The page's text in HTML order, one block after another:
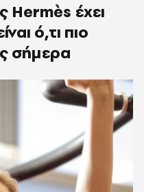
Hermès έχει
ό,τι πιο
σήμερα